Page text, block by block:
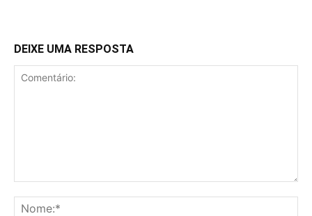
DEIXE UMA RESPOSTA